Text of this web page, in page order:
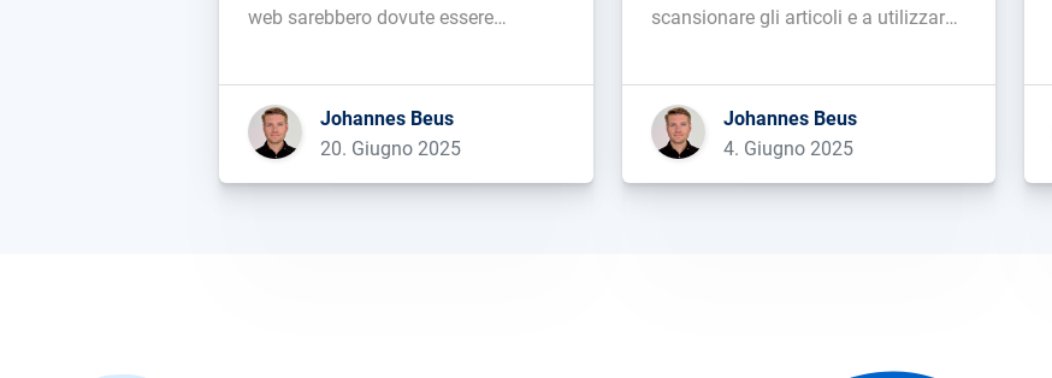
web sarebbero dovute essere
sia in fase di addestramento che di
visualizzazione. Scopri subito come
Johannes Beus
20. Giugno 2025
scansionare gli articoli e a utilizzarne
ricevevano visitatori tramite la
piattaforma (fermo restando che
Johannes Beus
4. Giugno 2025